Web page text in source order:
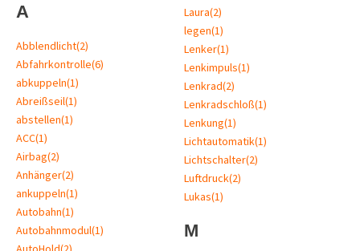
A
Abblendlicht(2)
Abfahrkontrolle(6)
abkuppeln(1)
Abreißseil(1)
abstellen(1)
ACC(1)
Airbag(2)
Anhänger(2)
ankuppeln(1)
Autobahn(1)
Autobahnmodul(1)
Laura(2)
legen(1)
Lenker(1)
Lenkimpuls(1)
Lenkrad(2)
Lenkradschloß(1)
Lenkung(1)
Lichtautomatik(1)
Lichtschalter(2)
Luftdruck(2)
Lukas(1)
M